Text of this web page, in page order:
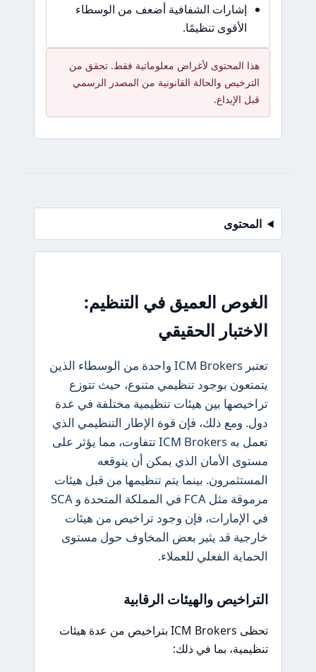
إشارات الشفافية أضعف من الوسطاء
الأقوى تنظيمًا.
هذا المحتوى لأغراض معلوماتية فقط. تحقق من
الترخيص والحالة القانونية من المصدر الرسمي
قبل الإيداع.
المحتوى
الغوص العميق في التنظيم:
الاختبار الحقيقي
تعتبر ICM Brokers واحدة من الوسطاء الذين
يتمتعون بوجود تنظيمي متنوع، حيث تتوزع
تراخيصها بين هيئات تنظيمية مختلفة في عدة
دول. ومع ذلك، فإن قوة الإطار التنظيمي الذي
تعمل به ICM Brokers تتفاوت، مما يؤثر على
مستوى الأمان الذي يمكن أن يتوقعه
المستثمرون. بينما يتم تنظيمها من قبل هيئات
مرموقة مثل FCA في المملكة المتحدة و SCA
في الإمارات، فإن وجود تراخيص من هيئات
خارجية قد يثير بعض المخاوف حول مستوى
الحماية الفعلي للعملاء.
التراخيص والهيئات الرقابية
تحظى ICM Brokers بتراخيص من عدة هيئات
تنظيمية، بما في ذلك: